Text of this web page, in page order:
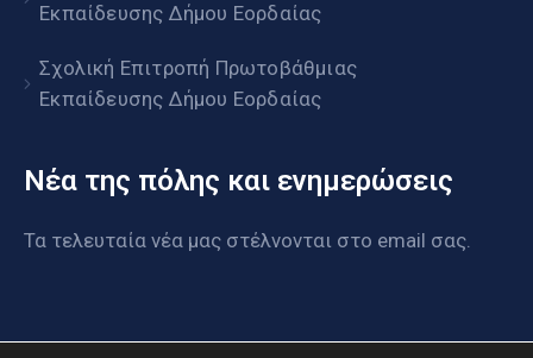
Εκπαίδευσης Δήμου Εορδαίας
Σχολική Επιτροπή Πρωτοβάθμιας
Εκπαίδευσης Δήμου Εορδαίας
Νέα της πόλης και ενημερώσεις
Τα τελευταία νέα μας στέλνονται στο email σας.